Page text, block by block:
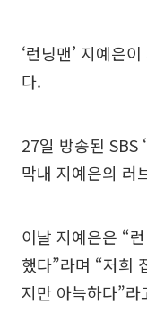
‘런닝맨’ 지예은
다.
27일 방송된 SBS
막내 지예은의 러
이날 지예은은 “
했다”라며 “저희
지만 아늑하다”라